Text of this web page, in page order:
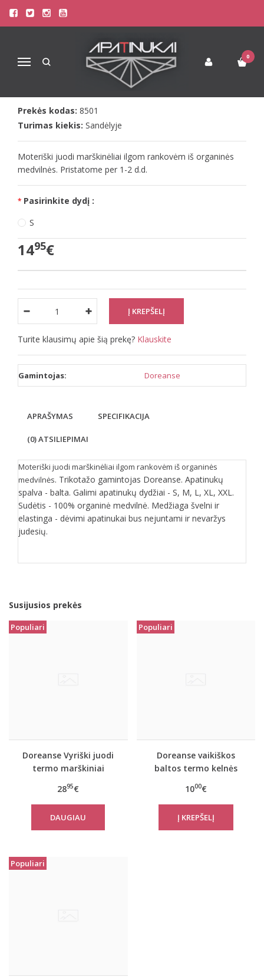
Navigacija
0
Pagrindinis Apatiniai drabužiai
Doreanse Moteriški juodi marškinėliai ilgom rankovėm
DOREANSE MOTERIŠKI JUODI
MARŠKINĖLIAI ILGOM RANKOVĖM
Prekės kodas: 8501
Turimas kiekis: Sandėlyje
Moteriški juodi marškinėliai ilgom rankovėm iš organinės
medvilnės. Pristatome per 1-2 d.d.
Pasirinkite dydį :
S
1495€
Turite klausimų apie šią prekę? Klauskite
Gamintojas: Doreanse
APRAŠYMAS SPECIFIKACIJA
(0) ATSILIEPIMAI
Moteriški juodi marškinėliai ilgom rankovėm iš organinės
medvilnės. Trikotažo gamintojas Doreanse. Apatinukų
spalva - balta. Galimi apatinukų dydžiai - S, M, L, XL, XXL.
Sudėtis - 100% organinė medvilnė. Medžiaga švelni ir
elastinga - dėvimi apatinukai bus nejuntami ir nevaržys
judesių.
Susijusios prekės
Populiari
Doreanse Vyriški juodi
termo marškiniai
2895€
DAUGIAU
Populiari
Doreanse vaikiškos
baltos termo kelnės
1000€
Populiari